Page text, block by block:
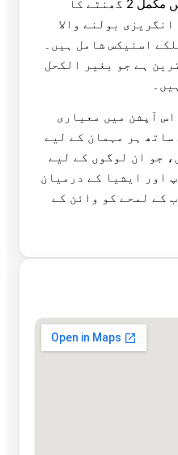
اس آپشن میں مکمل 2 گھنٹے کا
بولنے والا
اسنیکس شامل ہیں۔
ہے جو بغیر الکحل
اس آپشن میں معیاری
ہر مہمان کے لیے
جو ان لوگوں کے لیے
اور ایشیا کے درمیان
کے لمحے کو وائن کے